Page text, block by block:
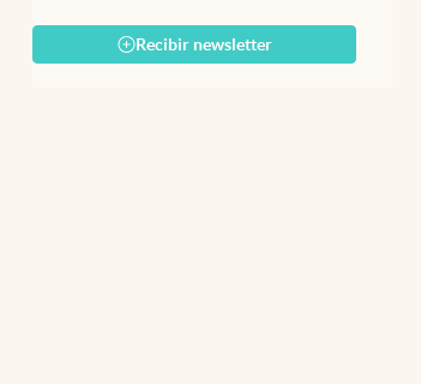
Recibir newsletter